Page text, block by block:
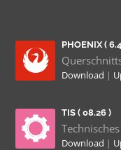
PHOENIX (
Download |
TIS ( 08.26 )
Download |